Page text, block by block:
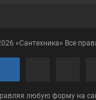
«Сантехника» Все
любую форму на